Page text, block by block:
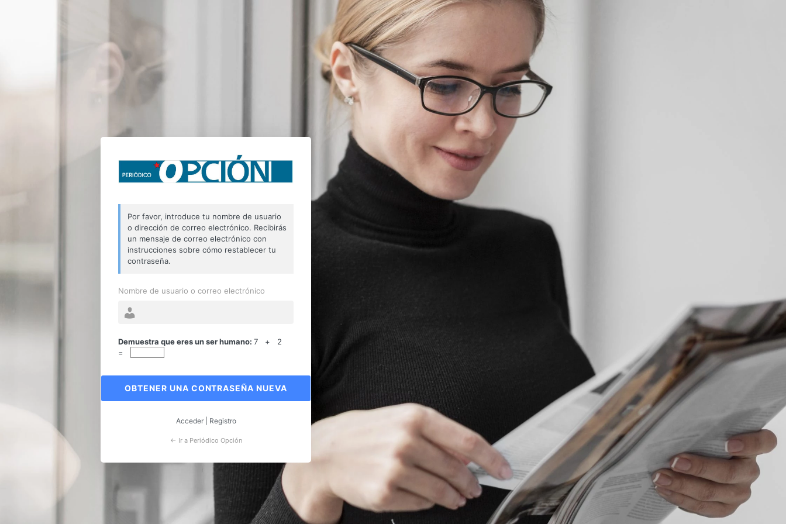
Contraseña
Por favor, introduce tu nombre de usuario
o dirección de correo electrónico. Recibirás
un mensaje de correo electrónico con
instrucciones sobre cómo restablecer tu
contraseña.
Nombre de usuario o correo electrónico
Demuestra que eres un ser humano: 7 + 2
=
Acceder| Registro
← Ir a Periódico Opción